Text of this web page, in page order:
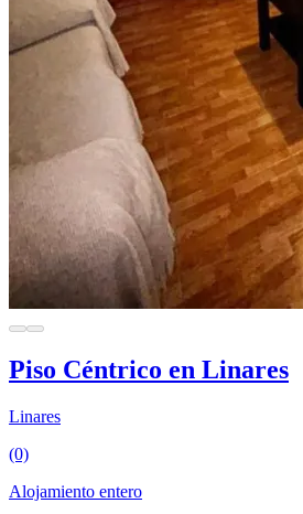
Piso Céntrico en Linares
Linares
(0)
Alojamiento entero